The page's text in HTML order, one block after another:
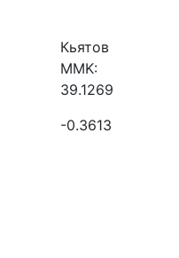
Кьятов
MMK:
39.1269
-0.3613